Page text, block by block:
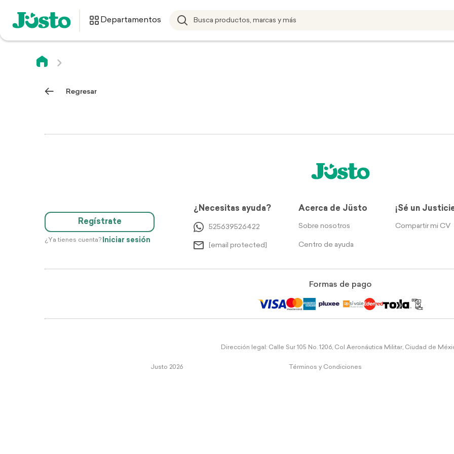
Departamentos
Regresar
Regístrate
¿Ya tienes cuenta? Iniciar sesión
¿Necesitas ayuda?
525639526422
[email protected]
Acerca de Jüsto
Sobre nosotros
Centro de ayuda
¡Sé un
Compartir mi CV
Formas de pago
Dirección legal: Calle Sur 105 No. 1206, Col Aeronáutica Militar, Ciudad de
Justo 2026 Términos y Condiciones